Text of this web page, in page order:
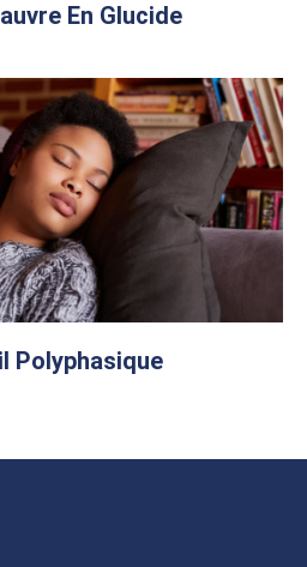
En Glucide
Polyphasique